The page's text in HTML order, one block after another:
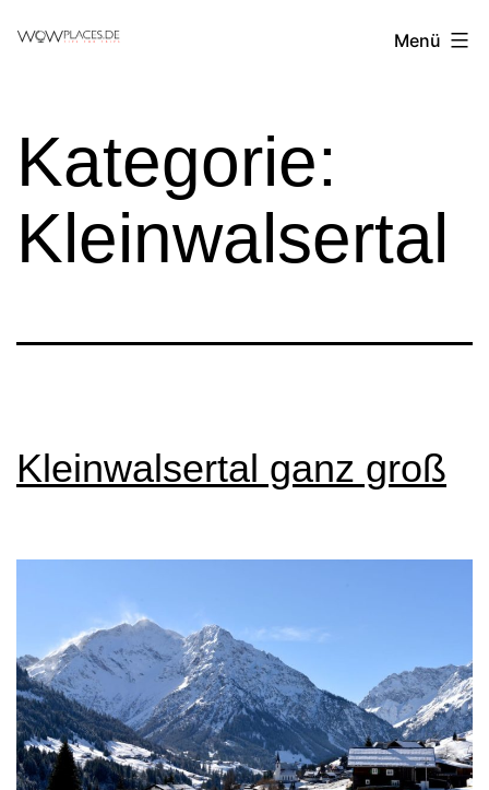
Reiseblog
Menü
Kategorie:
Kleinwalsertal
Kleinwalsertal ganz groß